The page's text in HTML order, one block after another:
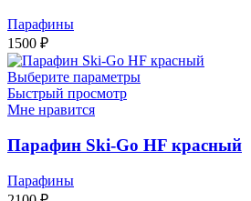
Парафины
1500 ₽
Выберите параметры
Быстрый просмотр
Мне нравится
Парафин Ski-Go HF красный
Парафины